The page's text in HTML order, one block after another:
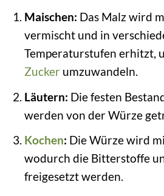
Maischen: Das Malz wird
vermischt und in
Temperaturstufen erhitzt,
Zucker umzuwandeln.
Läutern: Die festen
werden von der Würze
Kochen: Die Würze wird
wodurch die Bitterstoffe
freigesetzt werden.